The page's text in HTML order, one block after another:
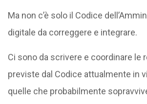
Ma non c’è solo il Codice
digitale da correggere e integrare.
Ci sono da scrivere e coordinare le
previste dal Codice attualmente in
quelle che probabilmente